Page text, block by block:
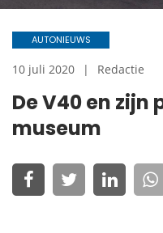
De V40 en zijn
museum
AUTONIEUWS
10 juli 2020 Redactie